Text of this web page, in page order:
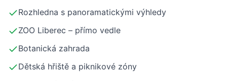
Rozhledna s panoramatickými výhledy
ZOO Liberec – přímo vedle
Botanická zahrada
Dětská hřiště a piknikové zóny